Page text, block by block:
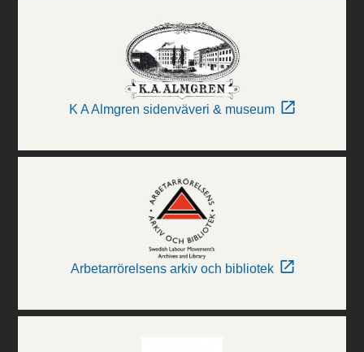
K A Almgren sidenväveri & museum
Arbetarrörelsens arkiv och bibliotek